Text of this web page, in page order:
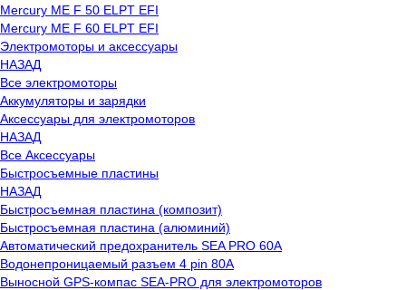
Mercury ME F 50 ELPT EFI
Mercury ME F 60 ELPT EFI
Электромоторы и аксессуары
НАЗАД
Все электромоторы
Аккумуляторы и зарядки
Аксессуары для электромоторов
НАЗАД
Все Аксессуары
Быстросъемные пластины
НАЗАД
Быстросъемная пластина (композит)
Быстросъемная пластина (алюминий)
Автоматический предохранитель SEA PRO 60А
Водонепроницаемый разъем 4 pin 80А
Выносной GPS-компас SEA-PRO для электромоторов